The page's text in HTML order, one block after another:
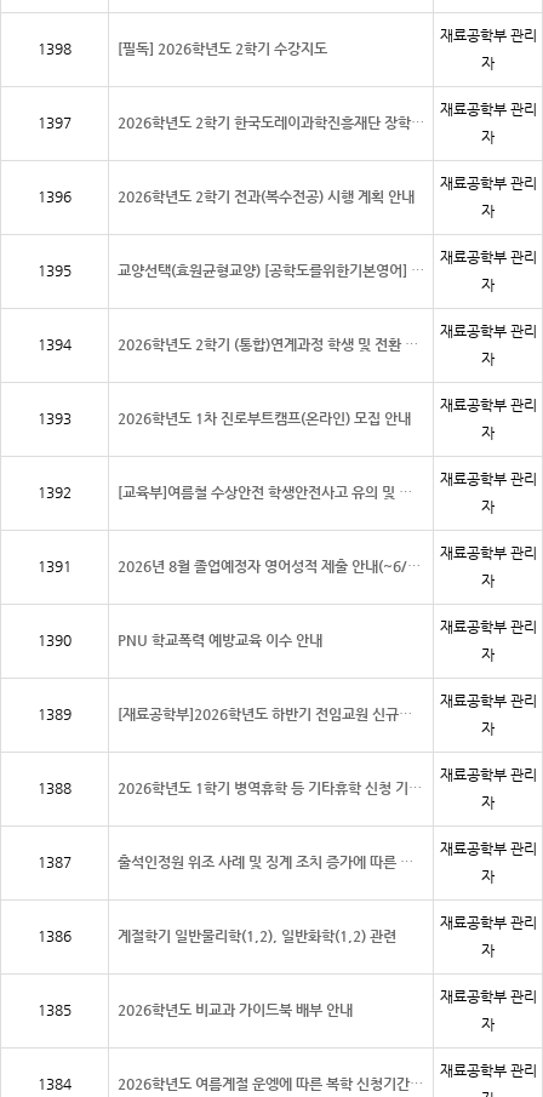
1398 [필독] 2026학년도 2학기 수강지도
재료공학부 관리
자
1397 2026학년도 2학기 한국도레이과학진흥재단 장학생 추천
재료공학부 관리
자
1396 2026학년도 2학기 전과(복수전공) 시행 계획 안내
재료공학부 관리
자
1395 교양선택(효원균형교양) [공학도를위한기본영어] 폐지에 따른 대체과목 지정 안내
재료공학부 관리
자
1394 2026학년도 2학기 (통합)연계과정 학생 및 전환 희망학생 모집 안내
재료공학부 관리
자
1393 2026학년도 1차 진로부트캠프(온라인) 모집 안내
재료공학부 관리
자
1392 [교육부]여름철 수상안전 학생안전사고 유의 및 대학 안전관리 철저 요청
재료공학부 관리
자
1391 2026년 8월 졸업예정자 영어성적 제출 안내(~6/20)
재료공학부 관리
자
1390 PNU 학교폭력 예방교육 이수 안내
재료공학부 관리
자
1389 [재료공학부]2026학년도 하반기 전임교원 신규채용 공개강의 안내
재료공학부 관리
자
1388 2026학년도 1학기 병역휴학 등 기타휴학 신청 기간 알림
재료공학부 관리
자
1387 출석인정원 위조 사례 및 징계 조치 증가에 따른 학생 계도 강화
재료공학부 관리
자
1386 계절학기 일반물리학(1,2), 일반화학(1,2) 관련
재료공학부 관리
자
1385 2026학년도 비교과 가이드북 배부 안내
재료공학부 관리
자
1384 2026학년도 여름계절 운엥에 따른 복학 신청기간 알림
재료공학부 관리